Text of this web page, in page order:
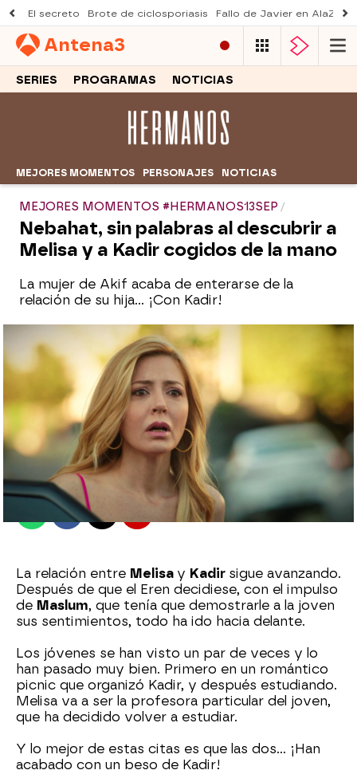
El secreto Brote de ciclosporiasis Fallo de Javier en AlaZ
Antena3
SERIES PROGRAMAS NOTICIAS
MEJORES MOMENTOS PERSONAJES NOTICIAS
MEJORES MOMENTOS #HERMANOS13SEP
Nebahat, sin palabras al descubrir a
Melisa y a Kadir cogidos de la mano
La mujer de Akif acaba de enterarse de la
relación de su hija… ¡Con Kadir!
Sara Ruiz
Madrid
Publicado: 14 de septiembre de 2022, 00:44
WhatsappFacebook
X Flipboard
La relación entre Melisa y Kadir sigue avanzando.
Después de que el Eren decidiese, con el impulso
de Maslum, que tenía que demostrarle a la joven
sus sentimientos, todo ha ido hacia delante.
Los jóvenes se han visto un par de veces y lo
han pasado muy bien. Primero en un romántico
picnic que organizó Kadir, y después estudiando.
Melisa va a ser la profesora particular del joven,
que ha decidido volver a estudiar.
Y lo mejor de estas citas es que las dos… ¡Han
acabado con un beso de Kadir!